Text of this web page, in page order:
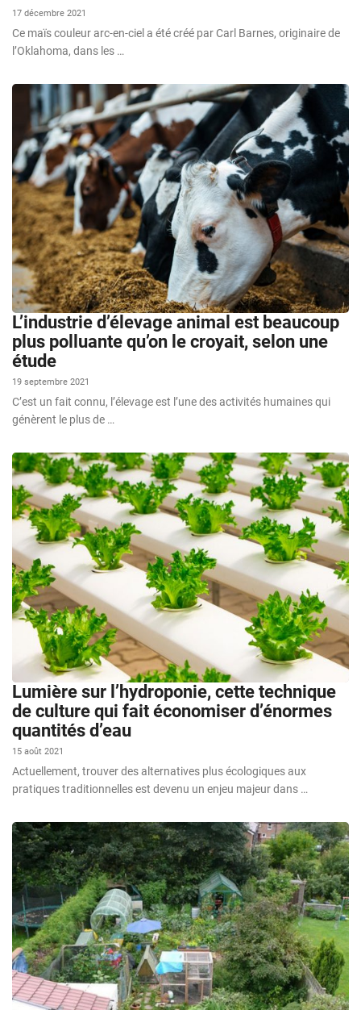
17 décembre 2021
Ce maïs couleur arc-en-ciel a été créé par Carl Barnes, originaire de
l’Oklahoma, dans les …
L’industrie d’élevage animal est beaucoup
plus polluante qu’on le croyait, selon une
étude
19 septembre 2021
C’est un fait connu, l’élevage est l’une des activités humaines qui
génèrent le plus de …
Lumière sur l’hydroponie, cette technique
de culture qui fait économiser d’énormes
quantités d’eau
15 août 2021
Actuellement, trouver des alternatives plus écologiques aux
pratiques traditionnelles est devenu un enjeu majeur dans …